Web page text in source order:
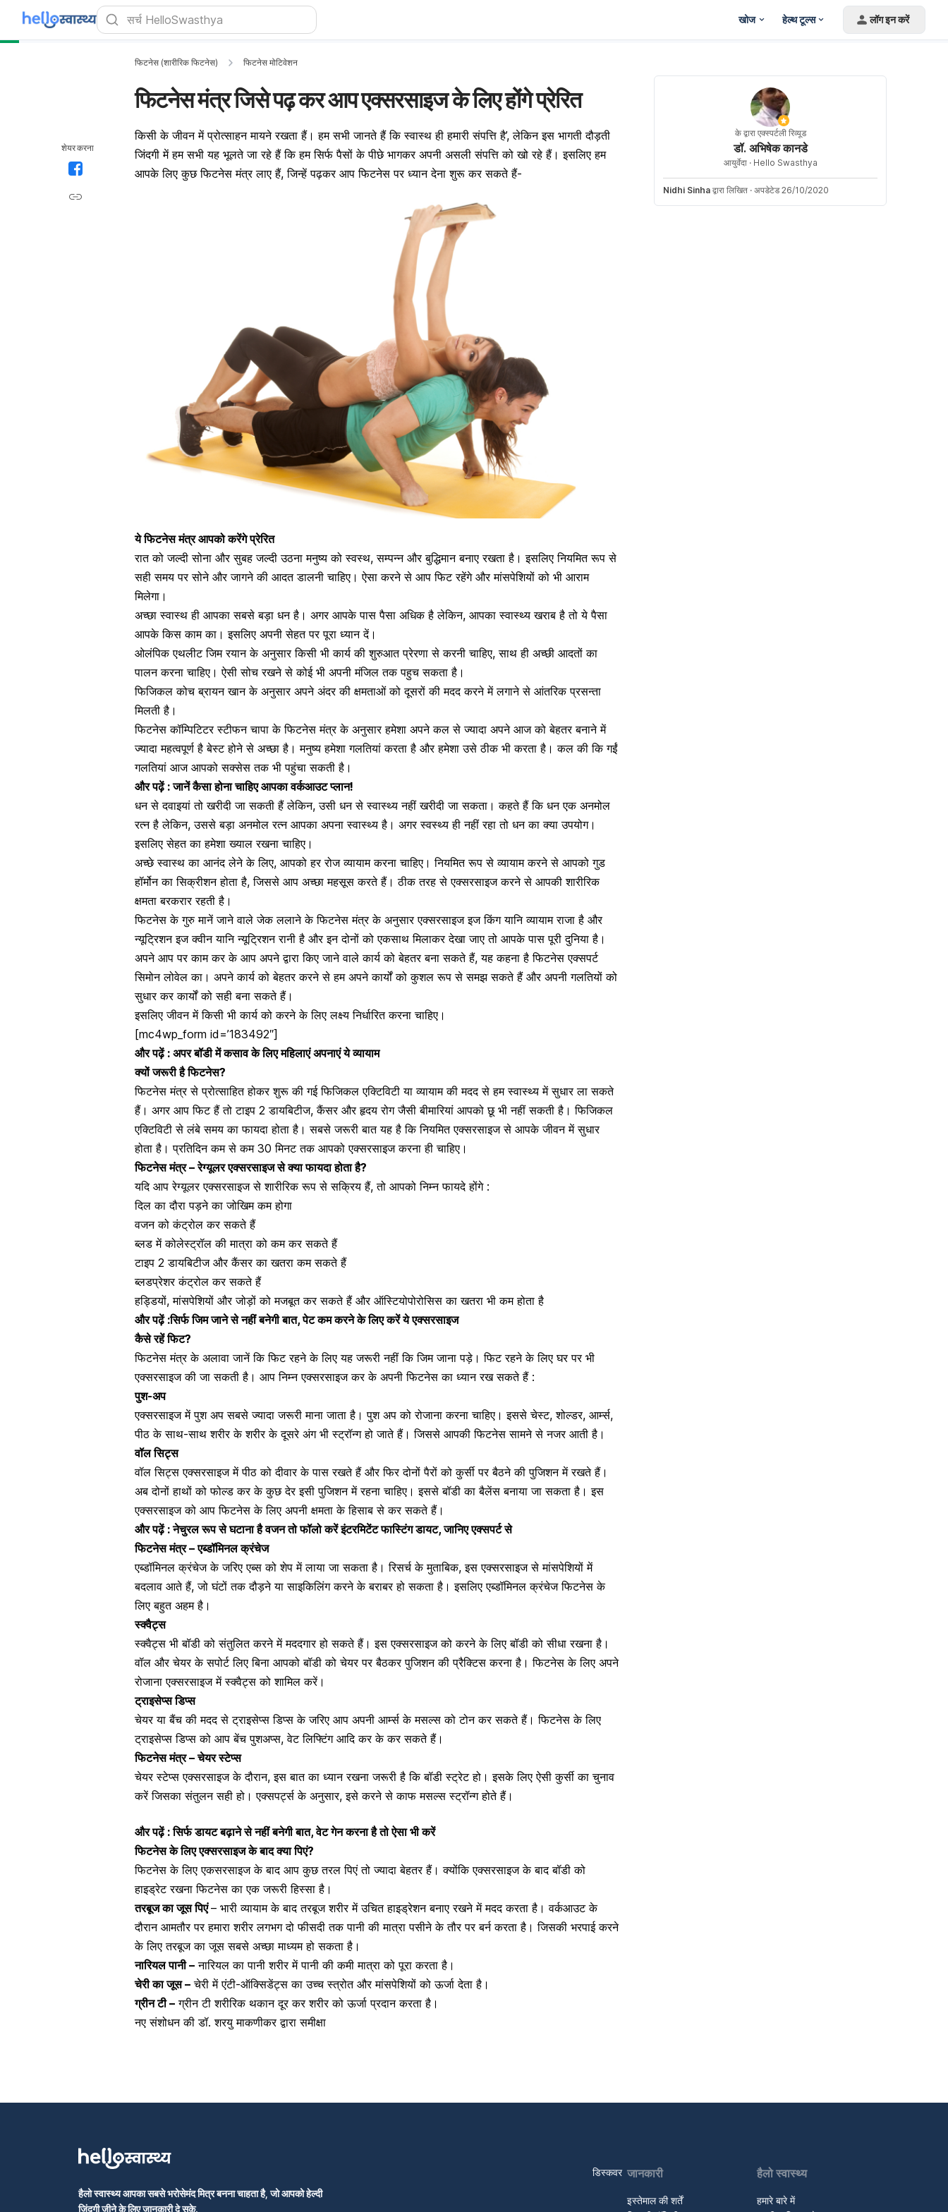
खोज हेल्थ टूल्स लॉग इन करें
शेयर करना
फिटनेस (शारीरिक फिटनेस) फिटनेस मोटिवेशन
फिटनेस मंत्र जिसे पढ़ कर आप एक्सरसाइज के लिए होंगे प्रेरित
किसी के जीवन में प्रोत्साहन मायने रखता हैं। हम सभी जानते हैं कि स्वास्थ ही हमारी संपत्ति है’, लेकिन इस भागती दौड़ती
जिंदगी में हम सभी यह भूलते जा रहे हैं कि हम सिर्फ पैसों के पीछे भागकर अपनी असली संपत्ति को खो रहे हैं। इसलिए हम
आपके लिए कुछ फिटनेस मंत्र लाए हैं, जिन्हें पढ़कर आप फिटनेस पर ध्यान देना शुरू कर सकते हैं-
ये फिटनेस मंत्र आपको करेंगे प्रेरित
रात को जल्दी सोना और सुबह जल्दी उठना मनुष्य को स्वस्थ, सम्पन्न और बुद्धिमान बनाए रखता है। इसलिए नियमित रूप से
सही समय पर सोने और जागने की आदत डालनी चाहिए। ऐसा करने से आप फिट रहेंगे और मांसपेशियों को भी आराम
मिलेगा।
अच्छा स्वास्थ ही आपका सबसे बड़ा धन है। अगर आपके पास पैसा अधिक है लेकिन, आपका स्वास्थ्य खराब है तो ये पैसा​
आपके किस काम का। इसलिए अपनी सेहत पर पूरा ध्यान दें।
ओलंपिक एथलीट जिम रयान के अनुसार किसी भी कार्य की शुरुआत प्रेरणा से करनी चाहिए, साथ ही अच्छी आदतों का
पालन करना चाहिए। ऐसी सोच रखने से कोई भी अपनी मंजिल तक पहुच सकता है।
फिजिकल कोच ब्रायन खान के अनुसार अपने अंदर की क्षमताओं को दूसरों की मदद करने में लगाने से आंतरिक प्रसन्ता
मिलती है।
फिटनेस कॉम्पिटिटर स्टीफन चापा के फिटनेस मंत्र के अनुसार हमेशा अपने कल से ज्यादा अपने आज को बेहतर बनाने में
ज्यादा महत्वपूर्ण है बेस्ट होने से अच्छा है। मनुष्य हमेशा गलतियां करता है और हमेशा उसे ठीक भी करता है। कल की कि गईं
गलतियां आज आपको सक्सेस तक भी पहुंचा सकती है।
और पढ़ें : जानें कैसा होना चाहिए आपका वर्कआउट प्लान!
धन सेदवाइयां तो खरीदी जा सकती हैं लेकिन, उसी धन से स्वास्थ्य नहीं खरीदी जा सकता। कहते हैं कि धन एक अनमोल
रत्न है लेकिन, उससे बड़ा अनमोल रत्न आपका अपना स्वास्थ्य है। अगर स्वस्थ्य ही नहीं रहा तो धन का क्या उपयोग।
इसलिए सेहत का हमेशा ख्याल रखना चाहिए।
अच्छे स्वास्थ का आनंद लेने के लिए, आपकोहर रोज व्यायाम करना चाहिए । नियमित रूप से व्यायाम करने से आपको गुड
हॉर्मोन का सिक्रीशन होता है, जिससे आप अच्छा महसूस करते हैं। ठीक तरह से एक्सरसाइज करने से आपकी शारीरिक
क्षमता बरकरार रहती है।
फिटनेस के गुरु मानें जाने वाले जेक ललाने के फिटनेस मंत्र के अनुसारएक्सरसाइजइज किंग यानि व्यायाम राजा है और
न्यूट्रिशनइज क्वीन यानि न्यूट्रिशन रानी है और इन दोनों को एकसाथ मिलाकर देखा जाए तो आपके पास पूरी दुनिया है।
अपने आप पर काम कर के आप अपने द्वारा किए जाने वाले कार्य को बेहतर बना सकते हैं, यह कहना है फिटनेस एक्सपर्ट
सिमोन लोवेल का। अपने कार्य को बेहतर करने से हम अपने कार्यों को कुशल रूप से समझ सकते हैं और अपनी गलतियों को
सुधार कर कार्यों को सही बना सकते हैं।
इसलिए जीवन में किसी भी कार्य को करने के लिए लक्ष्य निर्धारित करना चाहिए।
[mc4wp_form id=’183492″]
और पढ़ें : अपर बॉडी में कसाव के लिए महिलाएं अपनाएं ये व्यायाम
क्यों जरूरी है फिटनेस?
फिटनेस मंत्र से प्रोत्साहित होकर शुरू की गई फिजिकल एक्टिविटी या व्यायाम की मदद से हम स्वास्थ्य में सुधार ला सकते
हैं। अगर आप फिट हैं तोटाइप 2 डायबिटीज, कैंसर और हृदय रोग जैसी बीमारियां आपको छू भी नहीं सकती है। फिजिकल
एक्टिविटी से लंबे समय का फायदा होता है। सबसे जरूरी बात यह है कि नियमित एक्सरसाइज से आपके जीवन में सुधार
होता है। प्रतिदिन कम से कम 30 मिनट तक आपको एक्सरसाइज करना ही चाहिए।
फिटनेस मंत्र – रेग्यूलर एक्सरसाइज से क्या फायदा होता है?
यदि आप रेग्यूलर एक्सरसाइज से शारीरिक रूप से सक्रिय हैं, तो आपको निम्न फायदे होंगे :
दिल का दौरा पड़ने का जोखिम कम होगा
वजन को कंट्रोल कर सकते हैं
ब्लड मेंकोलेस्ट्रॉल की मात्रा को कम कर सकते हैं
टाइप 2 डायबिटीज और कैंसर का खतरा कम सकते हैं
ब्लडप्रेशर कंट्रोल कर सकते हैं
हड्डियों, मांसपेशियों और जोड़ों को मजबूत कर सकते हैं और ऑस्टियोपोरोसिस का खतरा भी कम होता है
और पढ़ें :सिर्फ जिम जाने से नहीं बनेगी बात, पेट कम करने के लिए करें ये एक्सरसाइज
कैसे रहें फिट?
फिटनेस मंत्र के अलावा जानें कि फिट रहने के लिए यह जरूरी नहीं कि जिम जाना पड़े।फिटरहने के लिए घर पर भी
एक्सरसाइजकी जा सकती है। आप निम्न एक्सरसाइज कर के अपनी फिटनेस का ध्यान रख सकते हैं :
पुश-अप
एक्‍सरसाइज में पुश अप सबसे ज्यादा जरूरी माना जाता है । पुश अप को रोजाना करना चाहिए। इससेचेस्ट, शोल्डर, आर्म्स,
पीठ के साथ-साथ शरीर के शरीर के दूसरे अंग भी स्ट्रॉन्ग हो जाते हैं। जिससे आपकी फिटनेस सामने से नजर आती है।
वॉल सिट्स
वॉल सिट्स एक्सरसाइज मेंपीठ को दीवार के पास रखते हैं और फिर दोनोंपैरों को कुर्सी पर बैठने की पुजिशन में रखते हैं।
अब दोनोंहाथों को फोल्ड कर के कुछ देर इसी पुजिशन में रहना चाहिए। इससे बॉडी का बैलेंस बनाया जा सकता है। इस
एक्‍सरसाइज को आप फिटनेस के लिए अपनी क्षमता के हिसाब से कर सकते हैं।
और पढ़ें : नेचुरल रूप से घटाना है वजन तो फॉलो करें इंटरमिटेंट फास्टिंग डायट, जानिए एक्सपर्ट से
फिटनेस मंत्र – एब्डॉमिनल क्रंचेज
एब्डॉमिनल क्रंचेज के जरिए एब्‍स को शेप में लाया जा सकता है । रिसर्च के मुताबिक, इस एक्सरसाइज सेमांसपेशियों में
बदलाव आते हैं, जो घंटों तक दौड़ने या साइकिलिंग करने के बराबर हो सकता है। इसलिए एब्डॉमिनल क्रंचेज फिटनेस के
लिए बहुत अहम है।
स्‍क्‍वैट्स
स्‍क्‍वैट्स भी बॉडी को संतुलित करने में मददगार हो सकते हैं। इस एक्सरसाइज को करने के लिए बॉडी को सीधा रखना है।
वॉल और चेयर के सपोर्ट लिए बिना आपको बॉडी को चेयर पर बैठकरपुजिशनकी प्रैक्टिस करना है। फिटनेस के लिए अपने
रोजाना एक्सरसाइज में स्क्वैट्स को शामिल करें।
ट्राइसेप्स डिप्स
चेयर या बैंच की मदद से ट्राइसेप्स डिप्स के जरिए आप अपनी आर्म्स के मसल्स को टोन कर सकते हैं। फिटनेस के लिए
ट्राइसेप्स डिप्स को आप बेंच पुशअप्स, वेट लिफ्टिंग आदि कर के कर सकते हैं।
फिटनेस मंत्र – चेयर स्‍टेप्‍स
चेयर स्‍टेप्‍स एक्सरसाइज के दौरान, इस बात का ध्‍यान रखना जरूरी है कि बॉडी स्ट्रेट हो। इसके लिए ऐसी कुर्सी का चुनाव
करें जिसका संतुलन सही हो। एक्सपर्ट्स के अनुसार, इसे करने से काफ मसल्स स्ट्रॉन्ग होते हैं।
और पढ़ें : सिर्फ डायट बढ़ाने से नहीं बनेगी बात, वेट गेन करना है तो ऐसा भी करें
फिटनेस के लिए एक्सरसाइज के बाद क्या पिएं?
फिटनेस के लिए एकसरसाइज के बाद आप कुछ तरल पिएं तो ज्यादा बेहतर हैं। क्योंकि एक्सरसाइज के बाद बॉडी को
हाइड्रेट रखना फिटनेस का एक जरूरी हिस्सा है।
तरबूज का जूस पिएं– भारी व्यायाम के बाद तरबूज शरीर में उचित हाइड्रेशन बनाए रखने में मदद करता है। वर्कआउट के
दौरान आमतौर पर हमारा शरीर लगभग दो फीसदी तक पानी की मात्रा पसीने के तौर पर बर्न करता है। जिसकी भरपाई करने
के लिए तरबूज का जूस सबसे अच्छा माध्यम हो सकता है।
नारियल पानी – नारियल का पानी शरीर में पानी की कमी मात्रा को पूरा करता है।
चेरी का जूस – चेरी में एंटी-ऑक्सिडेंट्स का उच्च स्त्रोत और मांसपेशियों को ऊर्जा देता है।
ग्रीन टी – ग्रीन टी शरीरिक थकान दूर कर शरीर को ऊर्जा प्रदान करता है।
नए संशोधन कीडॉ. शरयु माकणीकरद्वारा समीक्षा
के द्वारा एक्स्पर्टली रिव्यूड
डॉ. अभिषेक कानडे
आयुर्वेदा · Hello Swasthya
Nidhi Sinha द्वारा लिखित · अपडेटेड 26/10/2020
हैलो स्वास्थ्य आपका सबसे भरोसेमंद मित्र बनना चाहता है, जो आपको हेल्दी
जिंदगी जीने के लिए जानकारी दे सके.
डिस्कवर जानकारी
इस्तेमाल की शर्तें
हैलो स्वास्थ्य
हमारे बारे में